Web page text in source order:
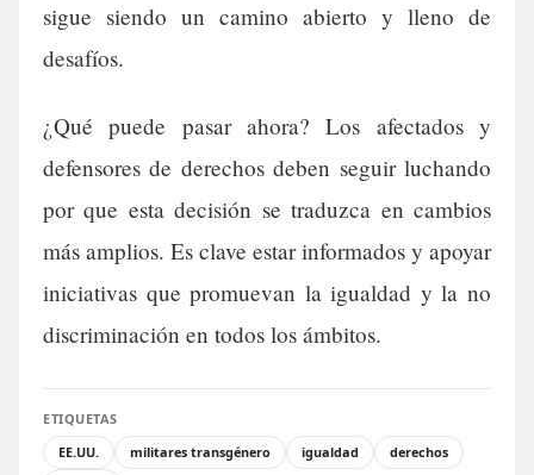
sigue siendo un camino abierto y lleno de
desafíos.
¿Qué puede pasar ahora? Los afectados y
defensores de derechos deben seguir luchando
por que esta decisión se traduzca en cambios
más amplios. Es clave estar informados y apoyar
iniciativas que promuevan la igualdad y la no
discriminación en todos los ámbitos.
ETIQUETAS
EE.UU.
militares transgénero igualdad
derechos